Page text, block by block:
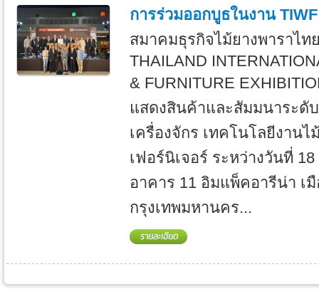
การร่วมออกบูธในงาน
สมาคมธุรกิจไม้ยางพาราไท
THAILAND
& FURNITURE
แสดงสินค้าและสัมมนาระดั
เครื่องจักร เทคโนโลยีงาน
เฟอร์นิเจอร์ ระหว่างวันที่
อาคาร 11 อิมแพ็คอารีน่า เ
กรุงเทพมหานคร...